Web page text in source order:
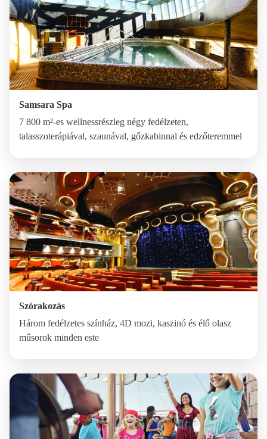
Samsara Spa
7 800 m²-es wellnessrészleg négy fedélzeten,
talasszoterápiával, szaunával, gőzkabinnal és edzőteremmel
Szórakozás
Három fedélzetes színház, 4D mozi, kaszinó és élő olasz
műsorok minden este